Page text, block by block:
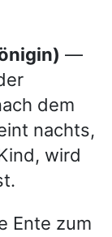
—
dem
nachts,
wird
Ente zum